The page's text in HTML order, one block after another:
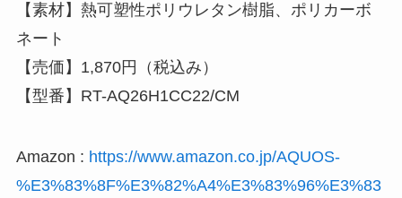
【素材】熱可塑性ポリウレタン樹脂、ポリカーボ
ネート
【売価】1,870円（税込み）
【型番】RT-AQ26H1CC22/CM
Amazon : https://www.amazon.co.jp/AQUOS-
%E3%83%8F%E3%82%A4%E3%83%96%E3%83